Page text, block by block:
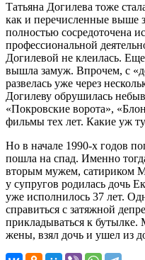
Татьяна Догилева тоже
как и перечисленные выше
полностью сосредоточена
профессиональной
Догилевой не клеилась.
вышла замуж. Впрочем, с
развелась уже через
Догилеву обрушилась
«Покровские ворота»,
фильмы тех лет. Какие уж
Но в начале 1990-х годов
пошла на спад. Именно
вторым мужем, сатириком
у супругов родилась дочь
уже исполнилось 37 лет.
справиться с затяжной
прикладываться к
жены, взял дочь и ушел из